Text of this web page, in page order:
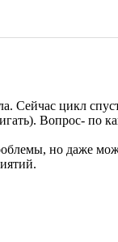
Сейчас цикл
Вопрос- по
но даже